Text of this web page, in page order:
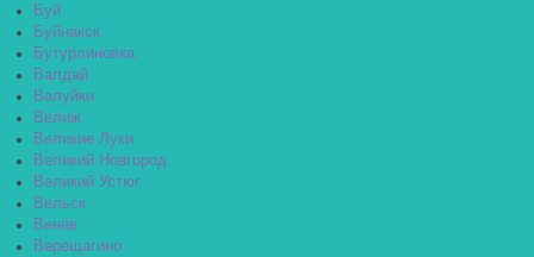
Буй
Буйнакск
Бутурлиновка
Валдай
Валуйки
Велиж
Великие Луки
Великий Новгород
Великий Устюг
Вельск
Венёв
Верещагино